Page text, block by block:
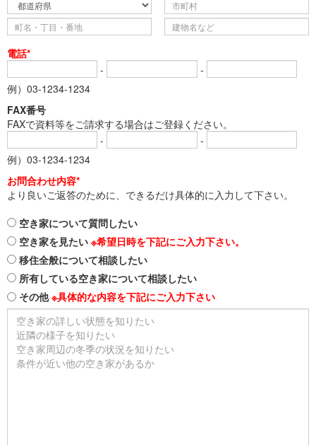
電話*
-
-
例）03-1234-1234
FAX番号
FAXで資料等をご請求する場合はご登録ください。
-
-
例）03-1234-1234
お問合わせ内容*
より良いご返答のために、できるだけ具体的に入力して下さい。
空き家について質問したい
空き家を見たい ※希望日時を下記にご入力下さい。
移住全般について相談したい
所有している空き家について相談したい
その他※具体的な内容を下記にご入力下さい